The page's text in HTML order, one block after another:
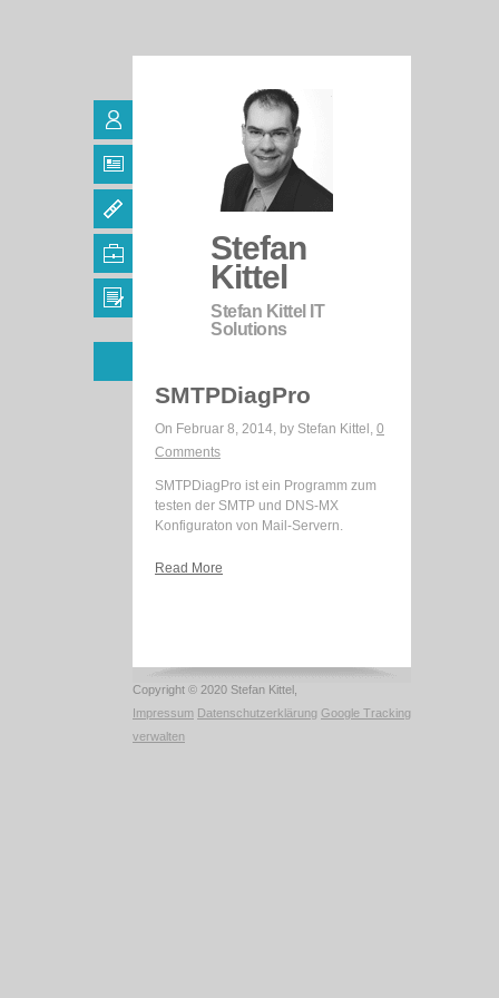
Stefan
Kittel
Stefan Kittel IT
Solutions
SMTPDiagPro
On Februar 8, 2014, by Stefan Kittel , 0
Comments
SMTPDiagPro ist ein Programm zum
testen der SMTP und DNS-MX
Konfiguraton von Mail-Servern.
Read More
Copyright © 2020 Stefan Kittel,
Impressum Datenschutzerklärung Google Tracking
verwalten